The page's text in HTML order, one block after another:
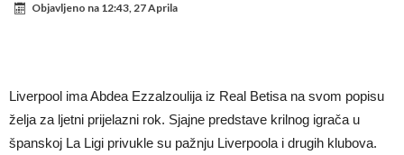
igrača!
Mediji u Španiji konačno obznanili dugo očekivanu odluku: Vinicius
Junior je donio svoj izbor!
Гимараeš uspješno prošao ljekarske preglede u Arsenalu
Objavljeno na 12:43, 27 Aprila
Liverpool ima Abdea Ezzalzoulija iz Real Betisa na svom popisu
želja za ljetni prijelazni rok. Sjajne predstave krilnog igrača u
španskoj La Ligi privukle su pažnju Liverpoola i drugih klubova.